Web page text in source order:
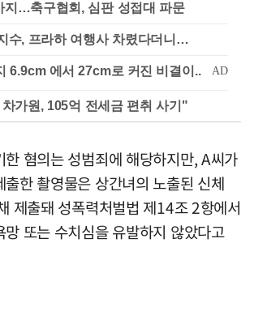
지…축구협회, 심판 성접대 파문
수, 프라하 여행사 차렸다더니…
가원, 105억 전세금 편취 사기"
한 혐의는 성범죄에 해당하지만, A씨가
출한 촬영물은 상간녀의 노출된 신체
제출돼 성폭력처벌법 제14조 2항에서
망 또는 수치심을 유발하지 않았다고